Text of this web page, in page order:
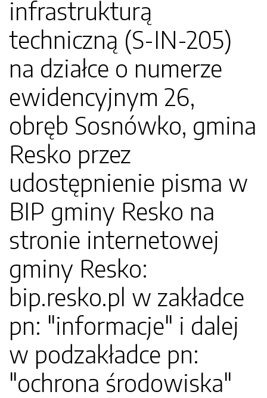
infrastrukturą
techniczną (S-IN-205)
na działce o numerze
ewidencyjnym 26,
obręb Sosnówko, gmina
Resko przez
udostępnienie pisma w
BIP gminy Resko na
stronie internetowej
gminy Resko:
bip.resko.pl w zakładce
pn: "informacje" i dalej
w podzakładce pn:
"ochrona środowiska"